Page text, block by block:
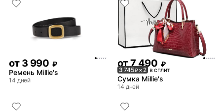
от 3 990 ₽
Ремень Millie's
14 дней
от7 490 ₽
3 745₽× 2 в сплит
Сумка Millie's
14 дней